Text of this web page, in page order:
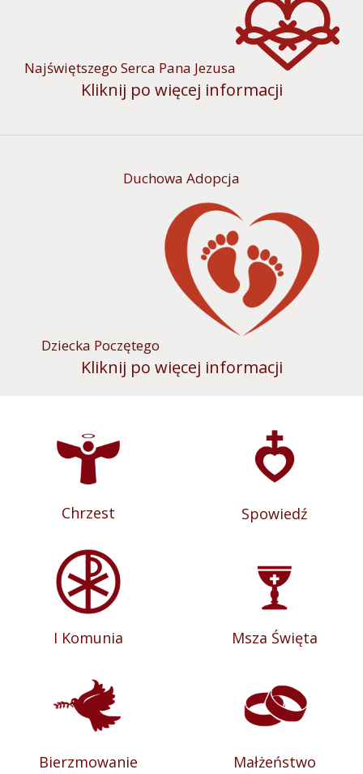
Najświętszego Serca Pana Jezusa
Kliknij po więcej informacji
Duchowa Adopcja
Dziecka Poczętego
Kliknij po więcej informacji
Chrzest Spowiedź
I Komunia Msza Święta
Bierzmowanie Małżeństwo